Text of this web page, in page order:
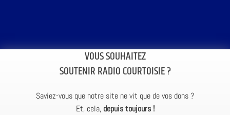
VOUS SOUHAITEZ
SOUTENIR RADIO COURTOISIE ?
Saviez-vous que notre site ne vit que de vos dons ?
Et, cela, depuis toujours !